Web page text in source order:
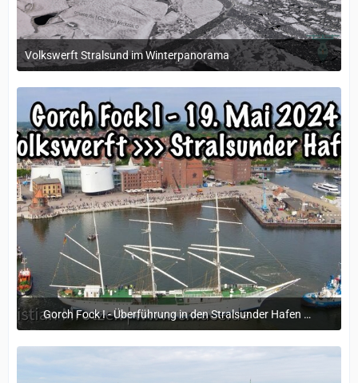
Volkswerft Stralsund im Winterpanorama
4. März 2026 um 14:25
Gorch Fock I - Überführung in den Stralsunder Hafen am 19. Mai 2024
21. Mai 2024 um 10:49